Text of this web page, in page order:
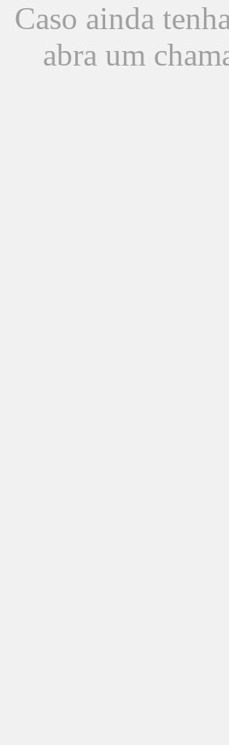
Caso ainda
abra um